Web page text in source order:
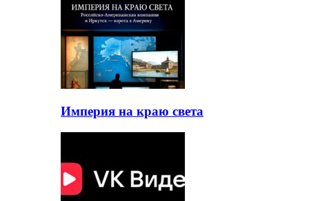
Империя на краю света